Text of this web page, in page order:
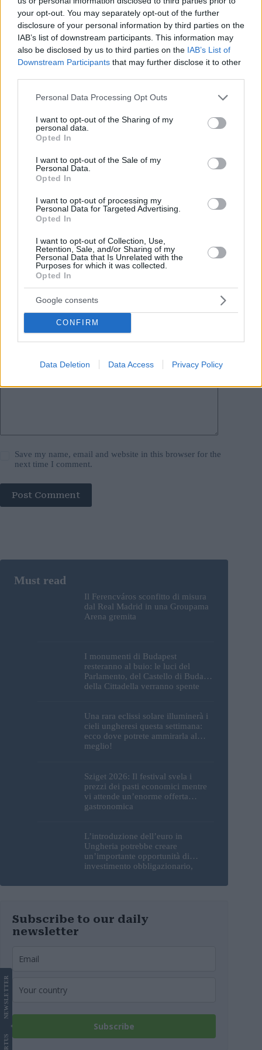
your opt-out. You may separately opt-out of the further
disclosure of your personal information by third parties on the
IAB’s list of downstream participants. This information may
also be disclosed by us to third parties on the IAB’s List of
Downstream Participants that may further disclose it to other
Please note that this website/app uses one or more Google
not limited to your visit or usage behaviour. You may click to
grant or deny consent to Google and its third-party tags to
use your data for below specified purposes in below Google
consent section.
Personal Data Processing Opt Outs
I want to opt-out of the Sharing of my
personal data.
Opted In
I want to opt-out of the Sale of my
Personal Data.
Opted In
I want to opt-out of processing my
Personal Data for Targeted Advertising.
Opted In
I want to opt-out of Collection, Use,
Retention, Sale, and/or Sharing of my
Personal Data that Is Unrelated with the
Purposes for which it was collected.
Opted In
Google consents
CONFIRM
Data Deletion Data Access Privacy Policy
mondiale Arnold Schwarzenegger ha notato i successi di
Dotti, poiché il suo amico ungherese trasporta sempre il suo
con auto che sono state trainate dalla ragazza ungherese.
Prima di intraprendere uno sport impegnativo, è importante
escludere problemi genetici e sottoporsi a controlli medici
presso un medico sportivo.
Un assistente didattico della Semmelweis University ha detto
a Tények che l’allenamento con il sollevamento pesi non è
consigliato prima della pubertà, pensa che i bambini possano
che l’allenamento si basi sul lavoro con il proprio peso e sul
fare cardio, per quanto la riguarda, l’allenamento di Dotti è
appropriato per la sua età, tuttavia non consiglia questo tipo di
sforzo o tirare le auto.
bambini #record ungheria
Your email address will not be published. Required fields are marked
*
*
Save my name, email and website in this browser for the
next time I comment.
Post Comment
Il Ferencváros sconfitto di misura
dal Real Madrid in una Groupama
Arena gremita
I monumenti di Budapest
resteranno al buio: le luci del
Parlamento, del Castello di Buda e
della Cittadella verranno spente
Una rara eclissi solare illuminerà i
cieli ungheresi questa settimana:
ecco dove potrete ammirarla al
meglio!
Sziget 2026: Il festival svela i
prezzi dei pasti economici mentre
vi attende un’enorme offerta
gastronomica
L’introduzione dell’euro in
Ungheria potrebbe creare
un’importante opportunità di
investimento obbligazionario,
Subscribe to our daily
newsletter
Subscribe
US
NEWS
LETTER